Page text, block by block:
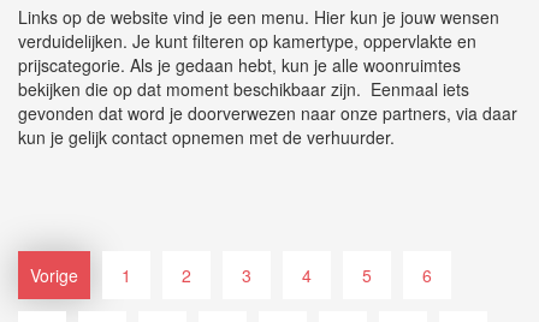
Links op de website vind je een menu. Hier kun je jouw wensen
verduidelijken. Je kunt filteren op kamertype, oppervlakte en
prijscategorie. Als je gedaan hebt, kun je alle woonruimtes
bekijken die op dat moment beschikbaar zijn. Eenmaal iets
gevonden dat word je doorverwezen naar onze partners, via daar
kun je gelijk contact opnemen met de verhuurder.
Vorige 1 2 3 4 5 6